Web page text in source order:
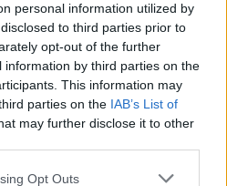
personal information utilized by
to third parties prior to
opt-out of the further
by third parties on the
This information may
parties on the IAB’s List of
may further disclose it to other
Opt Outs